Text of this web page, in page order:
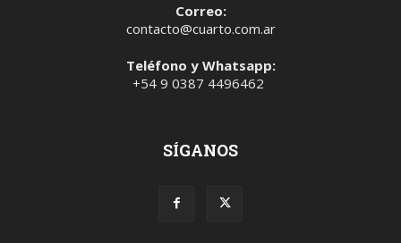
Correo:
contacto@cuarto.com.ar
Teléfono y Whatsapp:
+54 9 0387 4496462
SÍGANOS